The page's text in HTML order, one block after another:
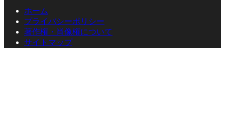
ホーム
プライバシーポリシー
著作権・肖像権について
サイトマップ